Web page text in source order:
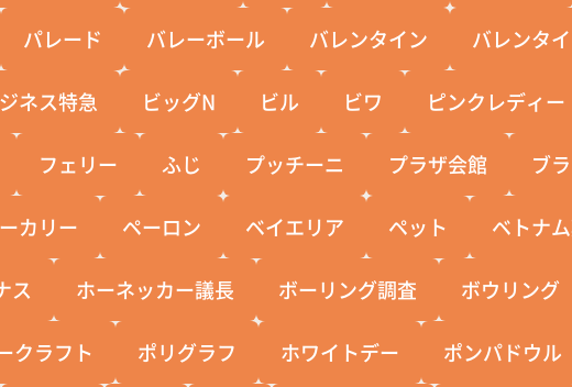
パレード バレーボール バレンタイン バレンタ
ネス特急 ビッグN ビル ビワ ピンクレディー
フェリー ふじ プッチーニ プラザ会館 ブ
カリー ペーロン ベイエリア ペット ベトナ
ス ホーネッカー議長 ボーリング調査 ボウリング
クラフト ポリグラフ ホワイトデー ポンパドウル